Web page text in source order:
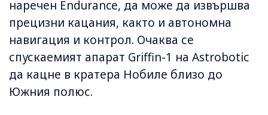
наречен Endurance, да може да извършва
прецизни кацания, както и автономна
навигация и контрол. Очаква се
спускаемият апарат Griffin-1 на Astrobotic
да кацне в кратера Нобиле близо до
Южния полюс.